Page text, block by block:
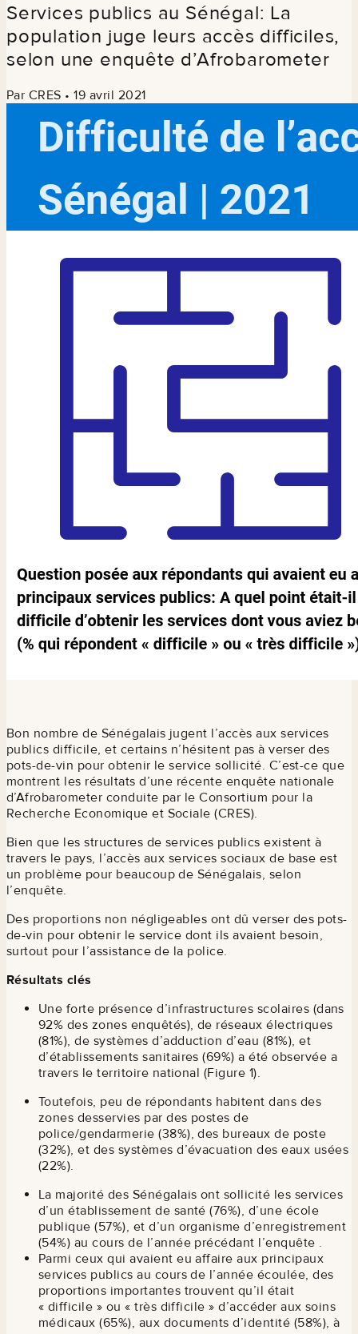
Services publics au Sénégal: La
population juge leurs accès difficiles,
selon une enquête d’Afrobarometer
Par CRES • 19 avril 2021
Bon nombre de Sénégalais jugent l’accès aux services
publics difficile, et certains n’hésitent pas à verser des
pots-de-vin pour obtenir le service sollicité. C’est-ce que
montrent les résultats d’une récente enquête nationale
d’Afrobarometer conduite par le Consortium pour la
Recherche Economique et Sociale (CRES).
Bien que les structures de services publics existent à
travers le pays, l’accès aux services sociaux de base est
un problème pour beaucoup de Sénégalais, selon
l’enquête.
Des proportions non négligeables ont dû verser des pots-
de-vin pour obtenir le service dont ils avaient besoin,
surtout pour l’assistance de la police.
Résultats clés
Une forte présence d’infrastructures scolaires (dans
92% des zones enquêtés), de réseaux électriques
(81%), de systèmes d’adduction d’eau (81%), et
d’établissements sanitaires (69%) a été observée a
travers le territoire national (Figure 1).
Toutefois, peu de répondants habitent dans des
zones desservies par des postes de
police/gendarmerie (38%), des bureaux de poste
(32%), et des systèmes d’évacuation des eaux usées
(22%).
La majorité des Sénégalais ont sollicité les services
d’un établissement de santé (76%), d’une école
publique (57%), et d’un organisme d’enregistrement
(54%) au cours de l’année précédant l’enquête .
Parmi ceux qui avaient eu affaire aux principaux
services publics au cours de l’année écoulée, des
proportions importantes trouvent qu’il était
« difficile » ou « très difficile » d’accéder aux soins
médicaux (65%), aux documents d’identité (58%), à